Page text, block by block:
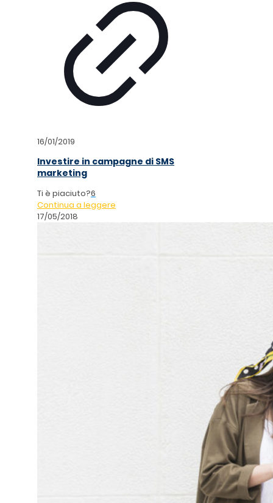
16/01/2019
Investire in campagne di SMS
marketing
Ti è piaciuto?6
Continua a leggere
17/05/2018